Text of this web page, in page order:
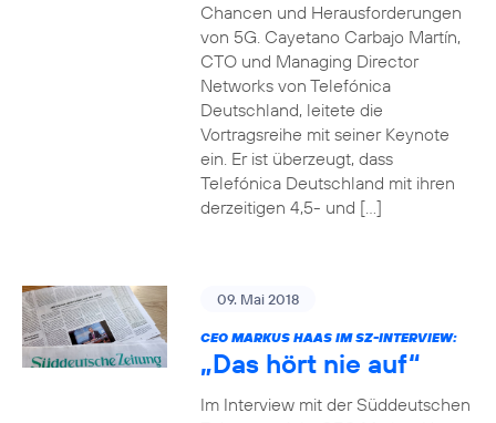
Chancen und Herausforderungen
von 5G. Cayetano Carbajo Martín,
CTO und Managing Director
Networks von Telefónica
Deutschland, leitete die
Vortragsreihe mit seiner Keynote
ein. Er ist überzeugt, dass
Telefónica Deutschland mit ihren
derzeitigen 4,5- und […]
09. Mai 2018
CEO MARKUS HAAS IM SZ-INTERVIEW:
„Das hört nie auf“
Im Interview mit der Süddeutschen